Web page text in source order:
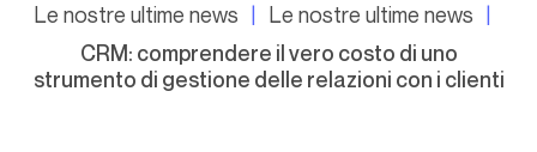
Le nostre ultime news
Le nostre ultime news
CRM: comprendere il vero costo di uno
strumento di gestione delle relazioni con i clienti